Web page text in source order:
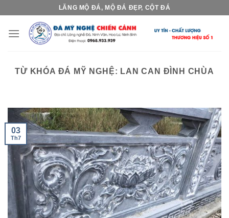
content
LĂNG MỘ ĐÁ, MỘ ĐÁ ĐẸP, CỘT ĐÁ
TỪ KHÓA ĐÁ MỸ NGHỆ: LAN CAN ĐÌNH CHÙA
03
Th7